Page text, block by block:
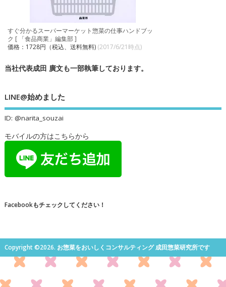
すぐ分かるスーパーマーケット惣菜の仕事ハンドブッ
ク [ 「食品商業」編集部 ]
価格：1728円（税込、送料無料) (2017/6/21時点)
当社代表成田 廣文も一部執筆しております。
LINE@始めました
ID: @narita_souzai
モバイルの方はこちらから
Facebookもチェックしてください！
Copyright ©2026. お惣菜をおいしくコンサルティング 成田惣菜研究所です